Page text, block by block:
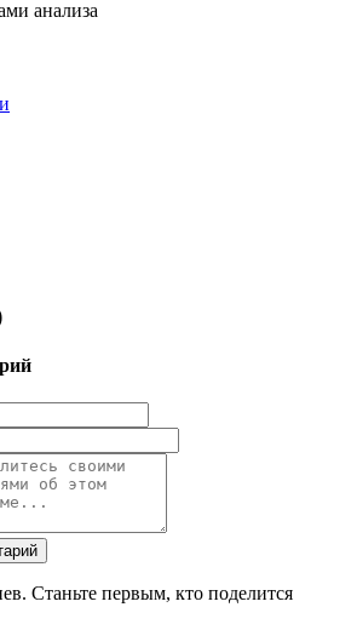
вжиться в образы своих
«Оскар».
анализа
Станьте первым, кто поделится